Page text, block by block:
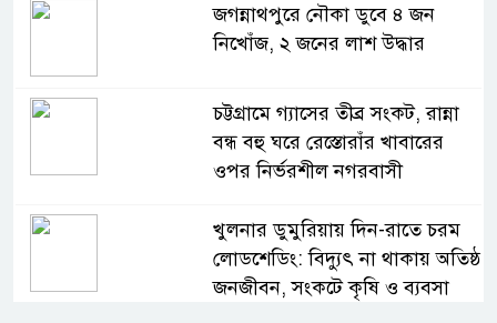
জগন্নাথপুরে নৌকা ডুবে ৪ জন
নিখোঁজ, ২ জনের লাশ উদ্ধার
চট্টগ্রামে গ্যাসের তীব্র সংকট, রান্না
বন্ধ বহু ঘরে রেস্তোরাঁর খাবারের
ওপর নির্ভরশীল নগরবাসী
খুলনার ডুমুরিয়ায় দিন-রাতে চরম
লোডশেডিং: বিদ্যুৎ না থাকায় অতিষ্ঠ
জনজীবন, সংকটে কৃষি ও ব্যবসা